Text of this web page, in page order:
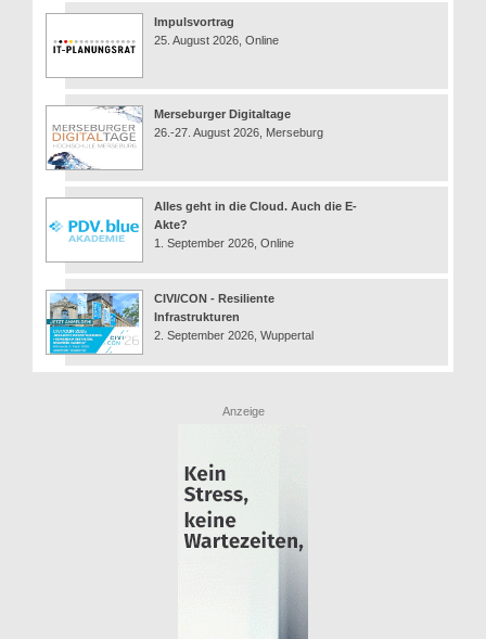
Impulsvortrag
25. August 2026, Online
Merseburger Digitaltage
26.-27. August 2026, Merseburg
Alles geht in die Cloud. Auch die E-
Akte?
1. September 2026, Online
CIVI/CON - Resiliente
Infrastrukturen
2. September 2026, Wuppertal
Anzeige